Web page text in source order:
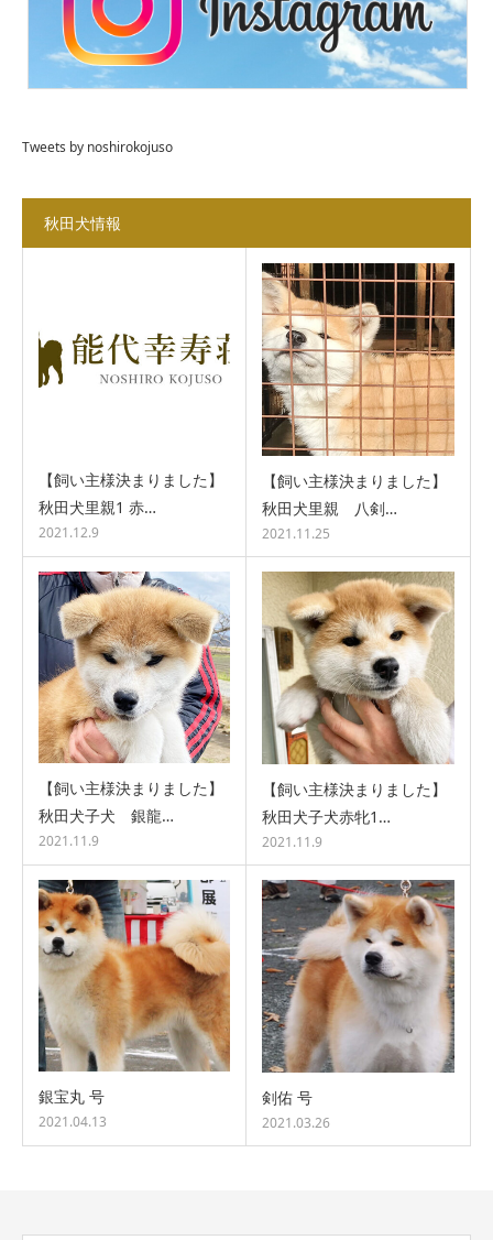
Tweets by noshirokojuso
秋田犬情報
【飼い主様決まりました】
秋田犬里親1 赤…
2021.12.9
【飼い主様決まりました】
秋田犬里親 八剣…
2021.11.25
【飼い主様決まりました】
秋田犬子犬 銀龍…
2021.11.9
【飼い主様決まりました】
秋田犬子犬赤牝1…
2021.11.9
銀宝丸 号
2021.04.13
剣佑 号
2021.03.26